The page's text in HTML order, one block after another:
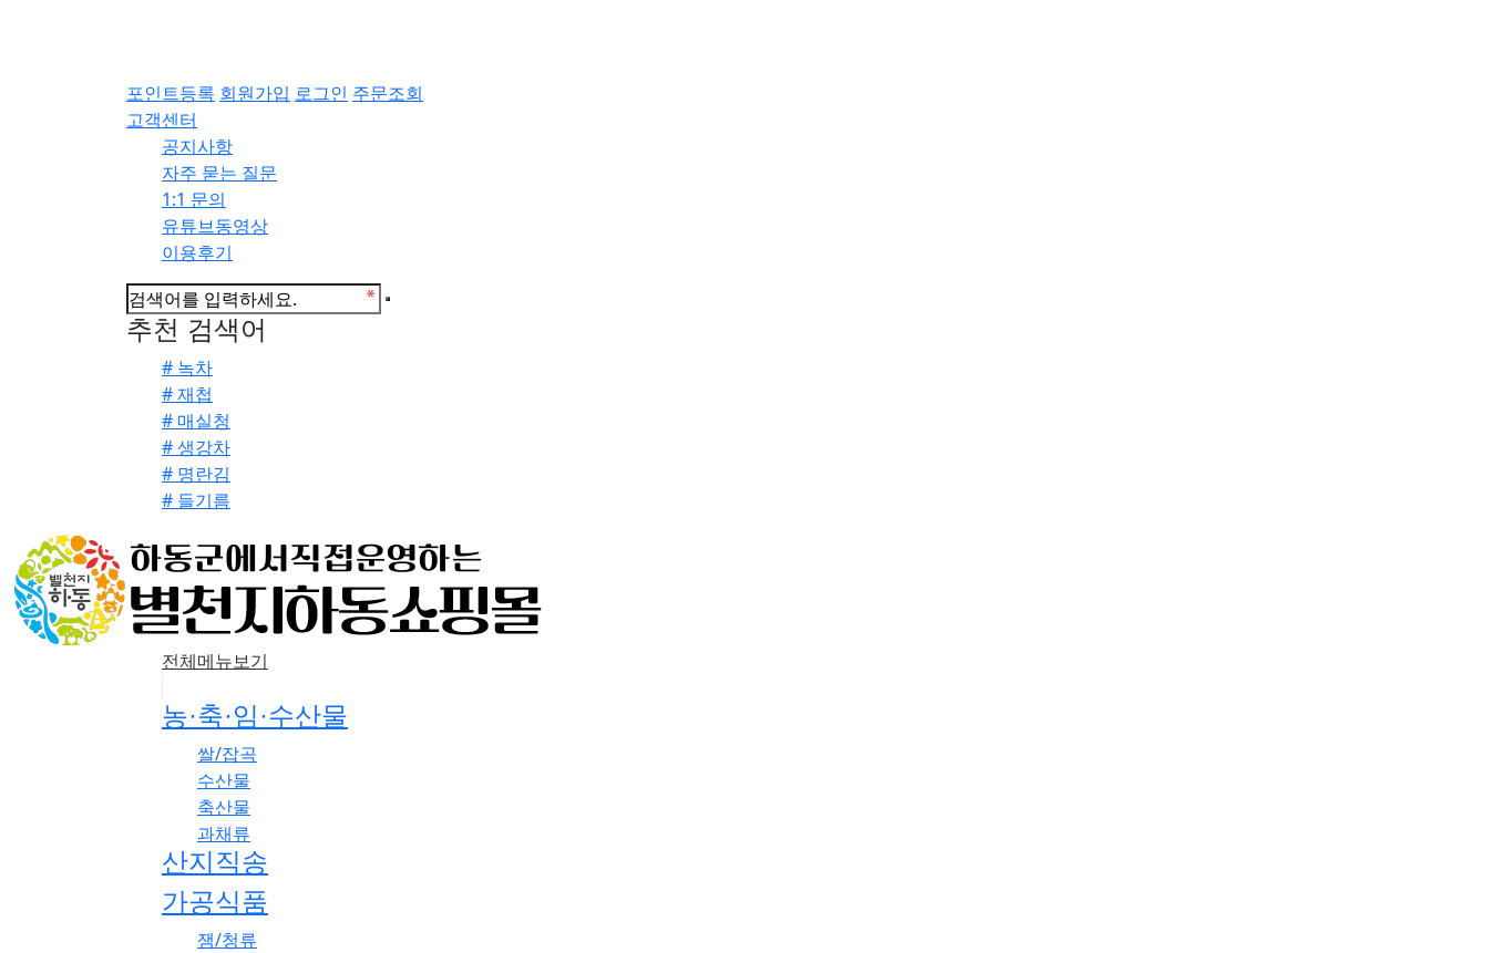
포인트등록 회원가입 로그인 주문조회
고객센터
공지사항
자주 묻는 질문
1:1 문의
유튜브동영상
이용후기
추천 검색어
# 녹차
# 재첩
# 매실청
# 생강차
# 명란김
# 들기름
전체메뉴보기
농·축·임·수산물
쌀/잡곡
수산물
축산물
과채류
산지직송
가공식품
잼/청류